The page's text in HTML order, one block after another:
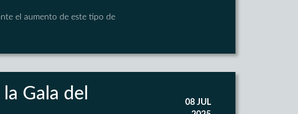
el aumento de este tipo de
Gala del
08 JUL